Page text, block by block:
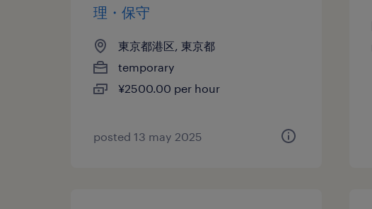
理・保守
東京都港区, 東京都
temporary
¥2500.00 per hour
posted 13 may 2025